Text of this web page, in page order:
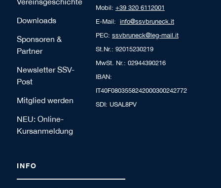
Downloads
Sponsoren &
Partner
Newsletter SSV-
Post
Mitglied werden
NEU: Online-
Kursanmeldung
Mobil: +39 320 6112001
E-Mail: info@ssvbruneck.it
PEC: ssvbruneck@leg-mail.it
St.Nr.: 92015230219
MwSt. Nr.: 02944390216
IBAN:
IT40F0803558242000300242772
SDI: USAL8PV
INFO